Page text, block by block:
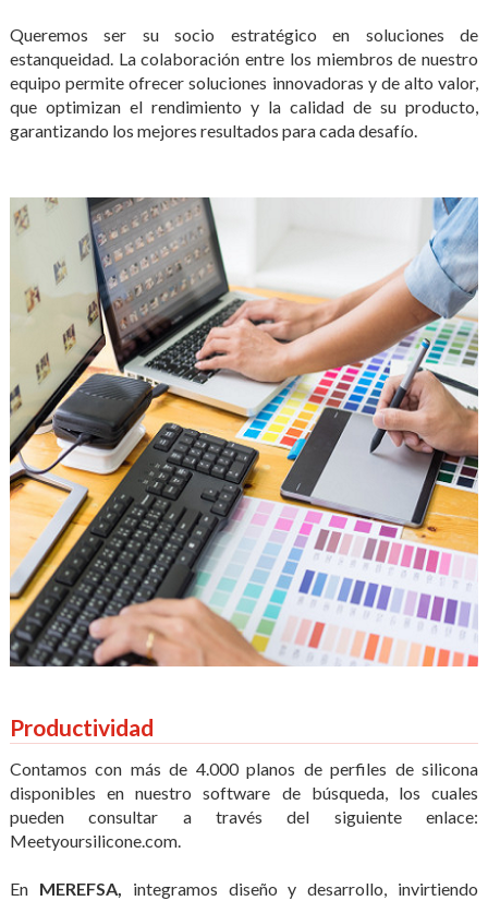
Queremos ser su socio estratégico en soluciones de
estanqueidad. La colaboración entre los miembros de nuestro
equipo permite ofrecer soluciones innovadoras y de alto valor,
que optimizan el rendimiento y la calidad de su producto,
garantizando los mejores resultados para cada desafío.
Productividad
Contamos con más de 4.000 planos de perfiles de silicona
disponibles en nuestro software de búsqueda, los cuales
pueden consultar a través del siguiente enlace:
Meetyoursilicone.com.
En MEREFSA, integramos diseño y desarrollo, invirtiendo